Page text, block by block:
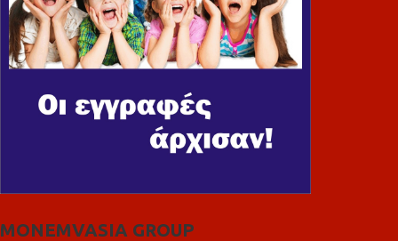
MONEMVASIA GROUP